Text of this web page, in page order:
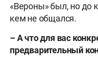
«Вероны» был, но до
кем не общался.
– А что для вас
предварительный